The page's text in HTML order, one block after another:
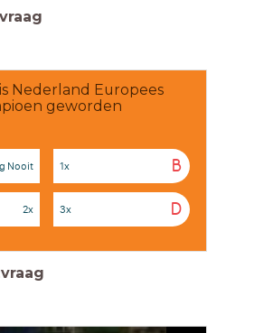
Nederland Europees
geworden
Nooit B
1x
2x D
3x